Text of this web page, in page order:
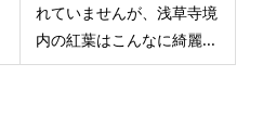
れていませんが、浅草寺境
内の紅葉はこんなに綺麗...